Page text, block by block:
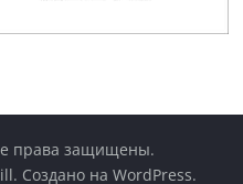
права защищены.
Создано наWordPress.